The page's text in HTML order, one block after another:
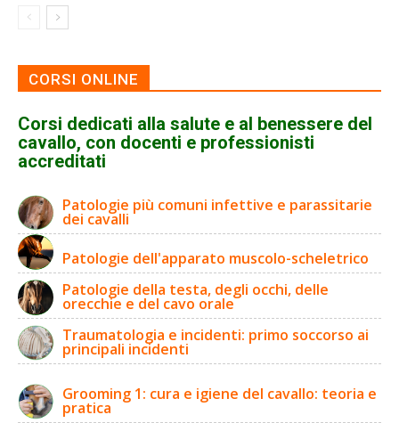
CORSI ONLINE
Corsi dedicati alla salute e al benessere del
cavallo, con docenti e professionisti
accreditati
Patologie più comuni infettive e parassitarie
dei cavalli
Patologie dell'apparato muscolo-scheletrico
Patologie della testa, degli occhi, delle
orecchie e del cavo orale
Traumatologia e incidenti: primo soccorso ai
principali incidenti
Grooming 1: cura e igiene del cavallo: teoria e
pratica